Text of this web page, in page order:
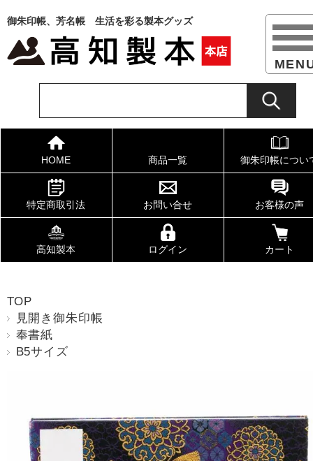
御朱印帳、芳名帳 生活を彩る製本グッズ
HOME 商品一覧 御朱印帳につい
特定商取引法 お問い合せ お客様の声
高知製本 ログイン カート
TOP
見開き御朱印帳
奉書紙
B5サイズ